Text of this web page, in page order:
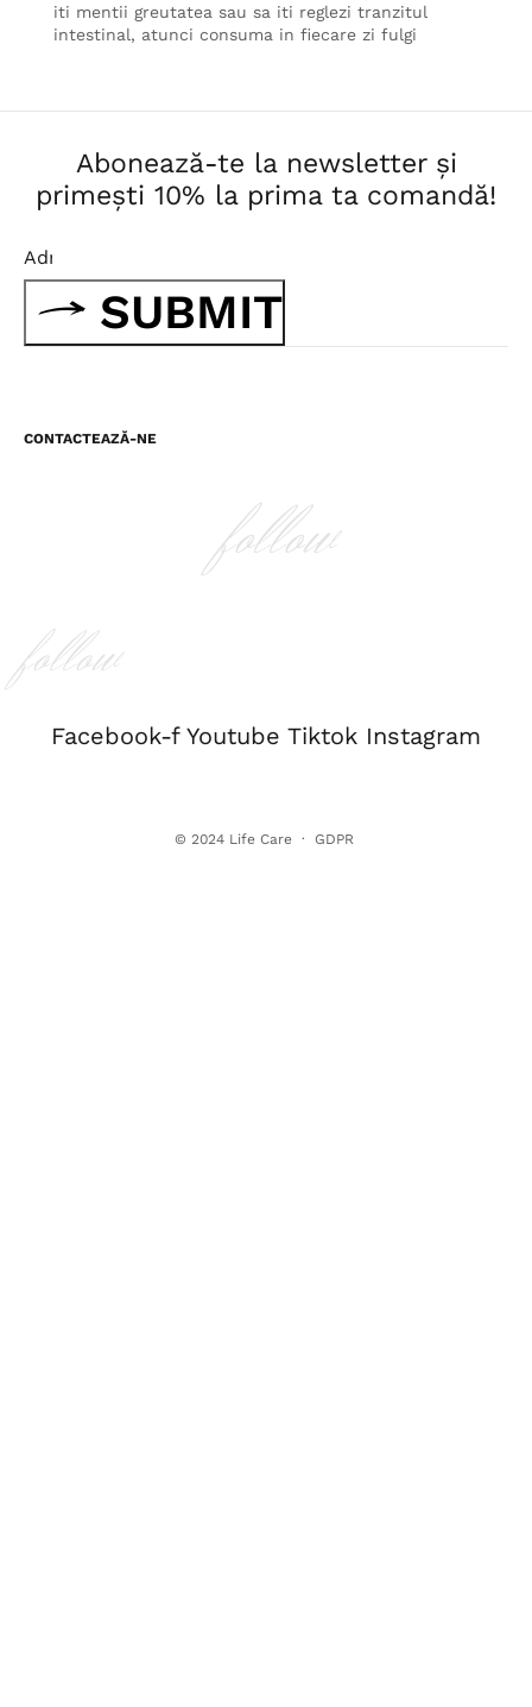
iti mentii greutatea sau sa iti reglezi tranzitul
intestinal, atunci consuma in fiecare zi fulgi
Abonează-te la newsletter și
primești 10% la prima ta comandă!
SUBMIT
CONTACTEAZĂ-NE
follow
follow
Facebook-f Youtube Tiktok Instagram
© 2024 Life Care· GDPR